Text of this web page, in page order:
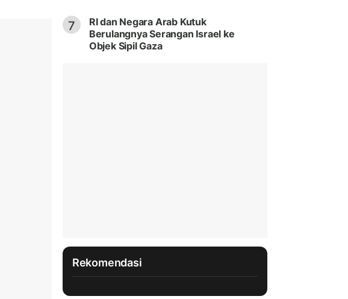
7
RI dan Negara Arab Kutuk
Berulangnya Serangan Israel ke
Objek Sipil Gaza
Rekomendasi